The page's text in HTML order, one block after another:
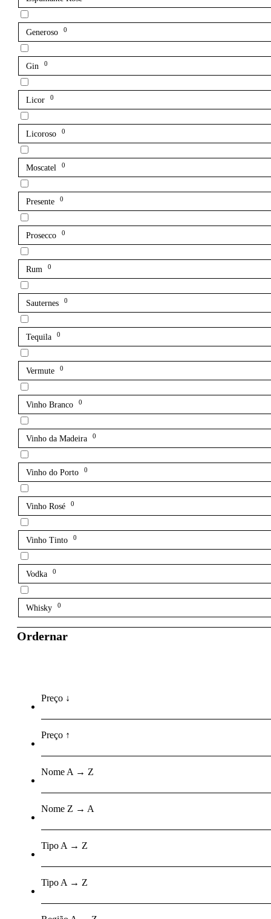
Generoso 0
Gin 0
Licor 0
Licoroso 0
Moscatel 0
Presente 0
Prosecco 0
Rum 0
Sauternes 0
Tequila 0
Vermute 0
Vinho Branco 0
Vinho da Madeira 0
Vinho do Porto 0
Vinho Rosé 0
Vinho Tinto 0
Vodka 0
Whisky 0
Ordernar
Preço ↓
Preço ↑
Nome A → Z
Nome Z → A
Tipo A → Z
Tipo A → Z